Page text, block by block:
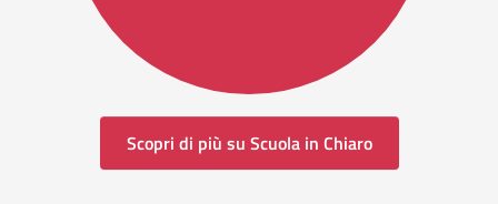
Scopri di più su Scuola in Chiaro